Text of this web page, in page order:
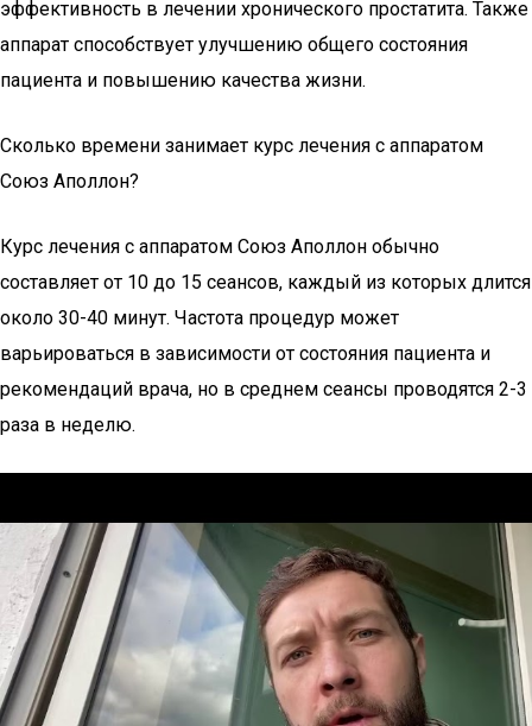
эффективность в лечении хронического простатита. Также
аппарат способствует улучшению общего состояния
пациента и повышению качества жизни.
Сколько времени занимает курс лечения с аппаратом
Союз Аполлон?
Курс лечения с аппаратом Союз Аполлон обычно
составляет от 10 до 15 сеансов, каждый из которых длится
около 30-40 минут. Частота процедур может
варьироваться в зависимости от состояния пациента и
рекомендаций врача, но в среднем сеансы проводятся 2-3
раза в неделю.